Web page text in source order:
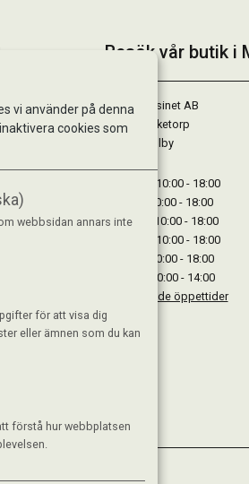
Besök vår butik i
StallMagasinet AB
Västra Lärketorp
59595 Mjölby
Måndag : 10:00 - 18:00
Tisdag : 10:00 - 18:00
Onsdag : 10:00 - 18:00
Torsdag : 10:00 - 18:00
Fredag : 10:00 - 18:00
Lördag : 10:00 - 14:00
Se avvikande öppettider
vi använder på denna
cookies som
webbsidan annars inte
för att visa dig
eller ämnen som du kan
förstå hur webbplatsen